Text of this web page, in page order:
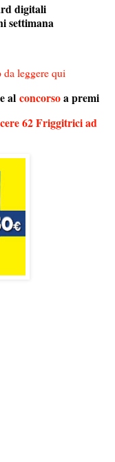
digitali
settimana
da leggere qui
al concorsoa premi
62 Friggitrici ad